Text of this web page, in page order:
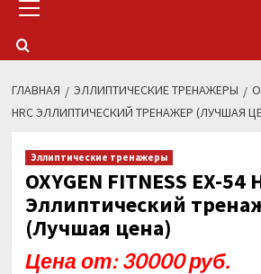
меню
ГЛАВНАЯ ЭЛЛИПТИЧЕСКИЕ ТРЕНАЖЕРЫ
HRC ЭЛЛИПТИЧЕСКИЙ ТРЕНАЖЕР (ЛУЧШАЯ
Эллиптические тренажеры
OXYGEN FITNESS EX-54
Эллиптический
(Лучшая цена)
Цена от: 30000 руб.